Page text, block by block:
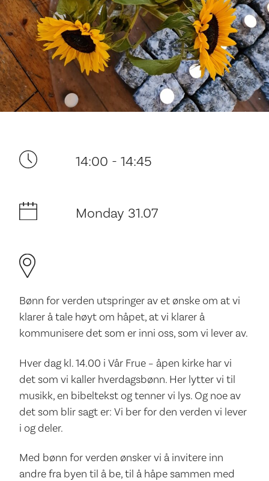
Your visit
The music in the Cathedral
History and architecture
14:00 - 14:45
Monday 31.07
Bønn for verden utspringer av et ønske om at vi
klarer å tale høyt om håpet, at vi klarer å
kommunisere det som er inni oss, som vi lever av.
Hver dag kl. 14.00 i Vår Frue – åpen kirke har vi
det som vi kaller hverdagsbønn. Her lytter vi til
musikk, en bibeltekst og tenner vi lys. Og noe av
det som blir sagt er: Vi ber for den verden vi lever
i og deler.
Med bønn for verden ønsker vi å invitere inn
andre fra byen til å be, til å håpe sammen med